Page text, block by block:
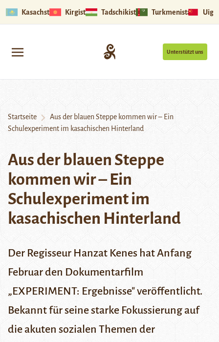
Kasachstan Kirgistan Tadschikistan Turkmenistan
Unterstützt uns
Startseite
Aus der blauen Steppe kommen wir – Ein
Schulexperiment im kasachischen Hinterland
Aus der blauen Steppe
kommen wir – Ein
Schulexperiment im
kasachischen Hinterland
Der Regisseur Hanzat Kenes hat Anfang
Februar den Dokumentarfilm
„EXPERIMENT: Ergebnisse" veröffentlicht.
Bekannt für seine starke Fokussierung auf
die akuten sozialen Themen der